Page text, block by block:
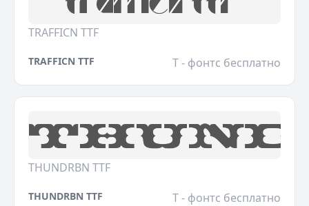
TRAFFICN TTF
TRAFFICN TTF T - фонтс бесплатно
THUNDRBN TTF
THUNDRBN TTF T - фонтс бесплатно